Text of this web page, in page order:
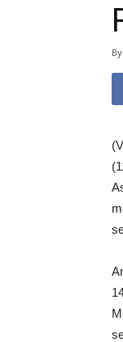
By